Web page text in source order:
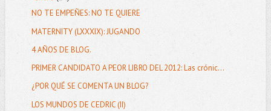
NO TE EMPEÑES: NO TE QUIERE
MATERNITY (LXXXIX): JUGANDO
4 AÑOS DE BLOG.
PRIMER CANDIDATO A PEOR LIBRO DEL 2012: Las crónic...
¿POR QUÉ SE COMENTA UN BLOG?
LOS MUNDOS DE CEDRIC (II)